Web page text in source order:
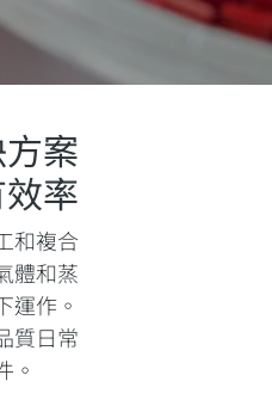
案
率
和複合
體和蒸
運作。
質日常
。